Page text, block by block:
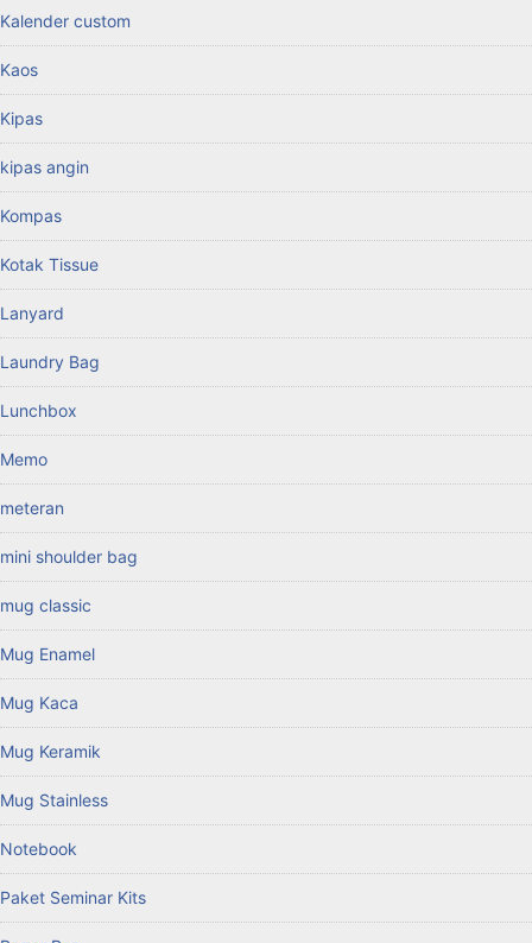
Kalender custom
Kaos
Kipas
kipas angin
Kompas
Kotak Tissue
Lanyard
Laundry Bag
Lunchbox
Memo
meteran
mini shoulder bag
mug classic
Mug Enamel
Mug Kaca
Mug Keramik
Mug Stainless
Notebook
Paket Seminar Kits